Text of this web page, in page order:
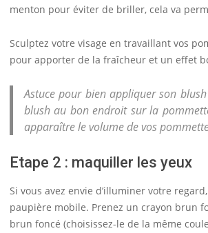
menton pour éviter de briller, cela va
Sculptez votre visage en travaillant vos
pour apporter de la fraîcheur et un effet
Astuce pour bien appliquer son
blush au bon endroit sur la
apparaître le volume de vos
Etape 2 : maquiller les yeux
Si vous avez envie d’illuminer votre
paupière mobile. Prenez un crayon brun
brun foncé (choisissez-le de la même